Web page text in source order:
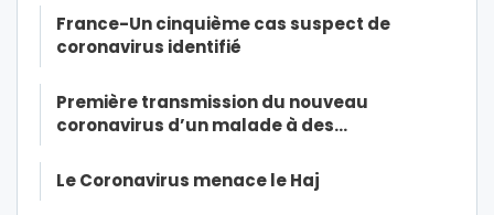
France-Un cinquième cas suspect de
coronavirus identifié
Première transmission du nouveau
coronavirus d’un malade à des…
Le Coronavirus menace le Haj